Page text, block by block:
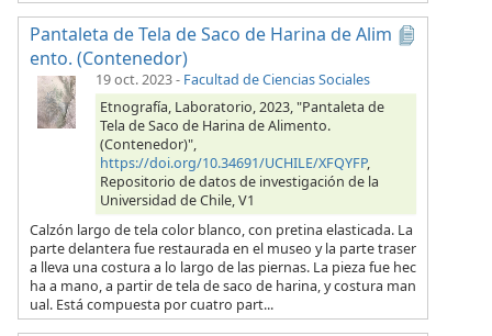
Pantaleta de Tela de Saco de Harina de Alim
ento. (Contenedor)
19 oct. 2023- Facultad de Ciencias Sociales
Etnografía, Laboratorio, 2023, "Pantaleta de
Tela de Saco de Harina de Alimento.
(Contenedor)",
https://doi.org/10.34691/UCHILE/XFQYFP,
Repositorio de datos de investigación de la
Universidad de Chile, V1
Calzón largo de tela color blanco, con pretina elasticada. La
parte delantera fue restaurada en el museo y la parte traser
a lleva una costura a lo largo de las piernas. La pieza fue hec
ha a mano, a partir de tela de saco de harina, y costura man
ual. Está compuesta por cuatro part...